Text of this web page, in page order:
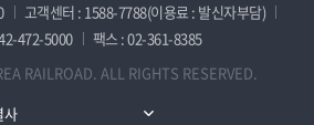
고객센터 : 1588-7788(이용료 : 발신자부담)
472-5000
팩스 : 02-361-8385
RAILROAD. ALL RIGHTS RESERVED.
사